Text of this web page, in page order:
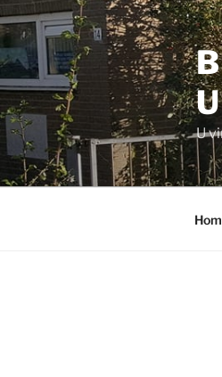
Ga
naar
de
inhoud
U